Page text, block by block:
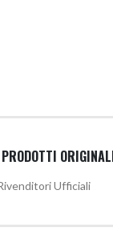
Ufficiali